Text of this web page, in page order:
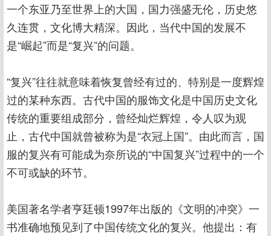
一个东亚乃至世界上的大国，国力强盛无伦，历史悠
久连贯，文化博大精深。因此，当代中国的发展不
是“崛起”而是“复兴”的问题。
“复兴”往往就意味着恢复曾经有过的、特别是一度辉煌
过的某种东西。古代中国的服饰文化是中国历史文化
传统的重要组成部分，曾经灿烂辉煌，令人叹为观
止，古代中国就曾被称为是“衣冠上国”。由此而言，国
服的复兴有可能成为奈所说的“中国复兴”过程中的一个
不可或缺的环节。
美国著名学者亨廷顿1997年出版的《文明的冲突》一
书准确地预见到了中国传统文化的复兴。他提出：有